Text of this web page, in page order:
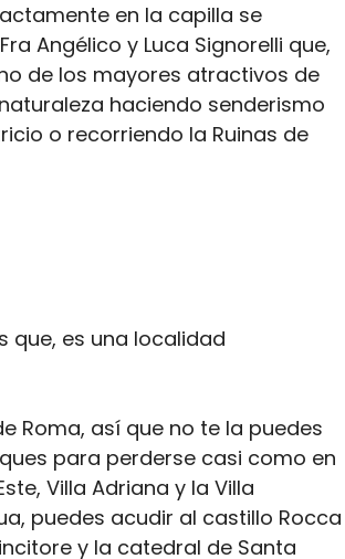
en la capilla se
Angélico y Luca Signorelli que,
de los mayores atractivos de
haciendo senderismo
o recorriendo la Ruinas de
que, es una localidad
Roma, así que no te la puedes
para perderse casi como en
Villa Adriana y la Villa
puedes acudir al castillo Rocca
y la catedral de Santa